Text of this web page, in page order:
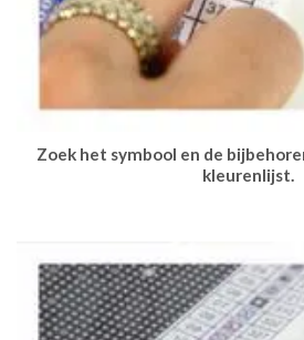
Zoek het symbool en de
kleurenlijst.